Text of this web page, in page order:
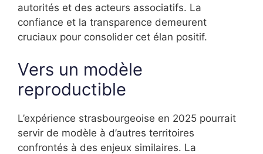
autorités et des acteurs associatifs. La
confiance et la transparence demeurent
cruciaux pour consolider cet élan positif.
Vers un modèle
reproductible
L’expérience strasbourgeoise en 2025 pourrait
servir de modèle à d’autres territoires
confrontés à des enjeux similaires. La